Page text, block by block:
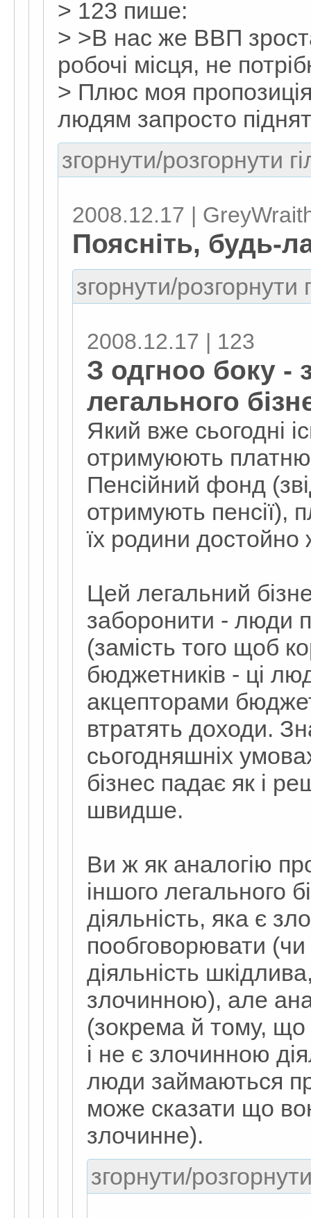
> 123 пише:
> >В нас же ВВП
робочі місця, не
> Плюс моя
людям запросто
згорнути/розгорнути
2008.12.17 |
Поясніть, будь-
згорнути/розгорнути
2008.12.17 | 123
З одгноо боку -
легального
Який вже сьогодні
отримуюють
Пенсійний фонд
отримують пенсії),
їх родини достойно
Цей легальний
заборонити - люди
(замість того щоб
бюджетників - ці
акцепторами
втратять доходи.
сьогодняшніх
бізнес падає як і
швидше.
Ви ж як аналогію
іншого легального
діяльність, яка є
пообговорювати (чи
діяльність
злочинною), але
(зокрема й тому,
і не є злочинною
люди займаються
може сказати що
злочинне).
згорнути/